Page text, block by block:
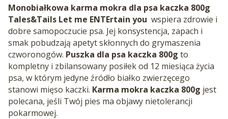
Monobiałkowa karma mokra dla psa kaczka 800g
Tales&Tails Let me ENTErtain you wspiera zdrowie i
dobre samopoczucie psa. Jej konsystencja, zapach i
smak pobudzają apetyt skłonnych do grymaszenia
czworonogów. Puszka dla psa kaczka 800g to
kompletny i zbilansowany posiłek od 12 miesiąca życia
psa, w którym jedyne źródło białko zwierzęcego
stanowi mięso kaczki. Karma mokra kaczka 800g jest
polecana, jeśli Twój pies ma objawy nietolerancji
pokarmowej.